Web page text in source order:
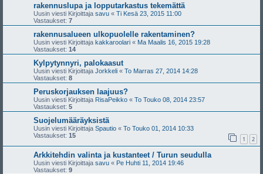
rakennuslupa ja lopputarkastus tekemättä
Uusin viesti Kirjoittaja savu « Ti Kesä 23, 2015 11:00
Vastaukset: 7
rakennusalueen ulkopuolelle rakentaminen?
Uusin viesti Kirjoittaja kakkaroolari « Ma Maalis 16, 2015 19:28
Vastaukset: 14
Kylpytynnyri, palokaasut
Uusin viesti Kirjoittaja Jorkkeli « To Marras 27, 2014 14:28
Vastaukset: 8
Peruskorjauksen laajuus?
Uusin viesti Kirjoittaja RisaPeikko « To Touko 08, 2014 23:57
Vastaukset: 5
Suojelumääräyksistä
Uusin viesti Kirjoittaja Spautio « To Touko 01, 2014 10:33
Vastaukset: 15 1 2
Arkkitehdin valinta ja kustanteet / Turun seudulla
Uusin viesti Kirjoittaja savu « Pe Huhti 11, 2014 19:46
Vastaukset: 9